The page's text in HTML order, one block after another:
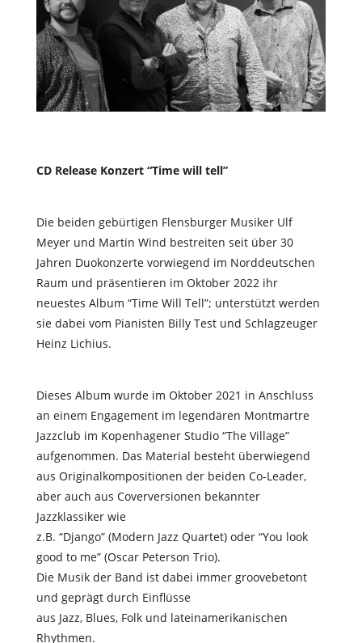
CD Release Konzert “Time will tell”
Die beiden gebürtigen Flensburger Musiker Ulf
Meyer und Martin Wind bestreiten seit über 30
Jahren Duokonzerte vorwiegend im Norddeutschen
Raum und präsentieren im Oktober 2022 ihr
neuestes Album “Time Will Tell”; unterstützt werden
sie dabei vom Pianisten Billy Test und Schlagzeuger
Heinz Lichius.
Dieses Album wurde im Oktober 2021 in Anschluss
an einem Engagement im legendären Montmartre
Jazzclub im Kopenhagener Studio “The Village”
aufgenommen. Das Material besteht überwiegend
aus Originalkompositionen der beiden Co-Leader,
aber auch aus Coverversionen bekannter
Jazzklassiker wie
z.B. “Django” (Modern Jazz Quartet) oder “You look
good to me” (Oscar Peterson Trio).
Die Musik der Band ist dabei immer groovebetont
und geprägt durch Einflüsse
aus Jazz, Blues, Folk und lateinamerikanischen
Rhythmen.